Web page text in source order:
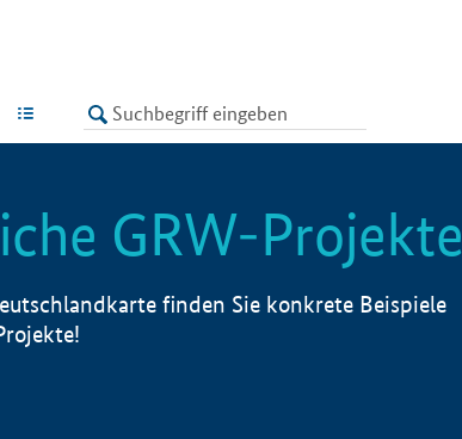
LISTE
GRW-Projekte
finden Sie konkrete Beispiele